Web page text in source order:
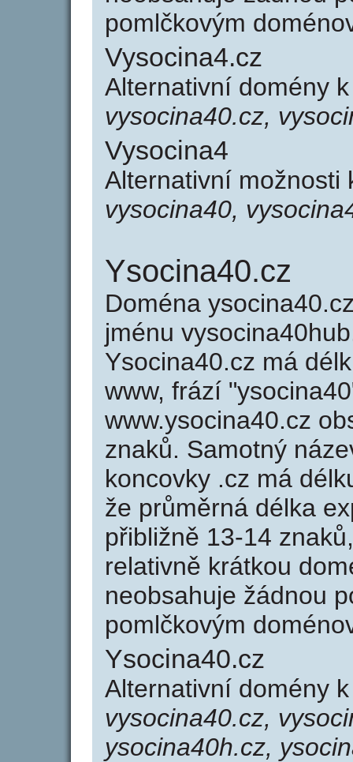
pomlčkovým
Vysocina4.cz
Alternativní domény
vysocina40.cz,
Vysocina4
Alternativní možnosti
vysocina40,
Ysocina40.cz
Doména
jménu
Ysocina40.cz má
www, frází
www.ysocina40.cz
znaků. Samotný
koncovky .cz má
že průměrná délka
přibližně 13-14
relativně krátkou
neobsahuje žádnou
pomlčkovým
Ysocina40.cz
Alternativní domény
vysocina40.cz,
ysocina40h.cz,